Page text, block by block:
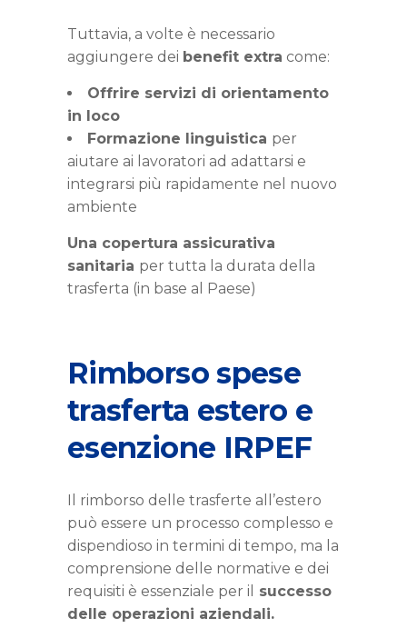
Tuttavia, a volte è necessario
aggiungere dei benefit extra come:
Offrire servizi di orientamento
in loco
Formazione linguistica per
aiutare ai lavoratori ad adattarsi e
integrarsi più rapidamente nel nuovo
ambiente
Una copertura assicurativa
sanitaria per tutta la durata della
trasferta (in base al Paese)
Rimborso spese
trasferta estero e
esenzione IRPEF
Il rimborso delle trasferte all’estero
può essere un processo complesso e
dispendioso in termini di tempo, ma la
comprensione delle normative e dei
requisiti è essenziale per il
successo
delle operazioni aziendali.